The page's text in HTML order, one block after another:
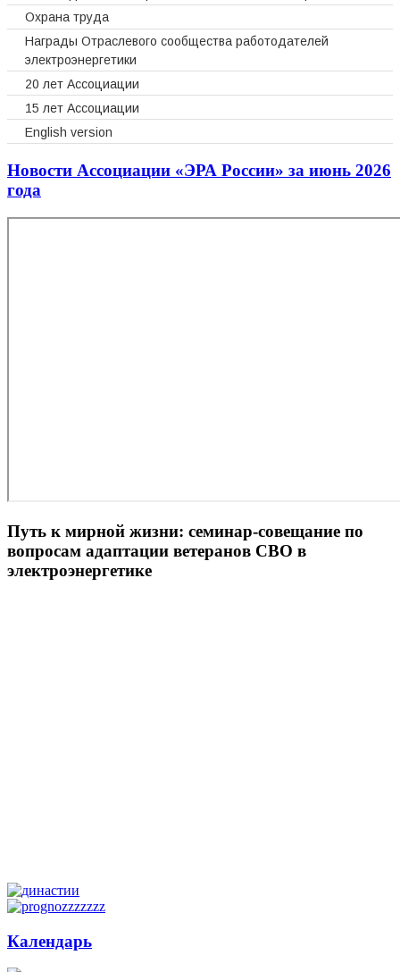
Охрана труда
Награды Отраслевого сообщества работодателей
электроэнергетики
20 лет Ассоциации
15 лет Ассоциации
English version
Новости Ассоциации «ЭРА России» за июнь 2026
года
Путь к мирной жизни: семинар-совещание по
вопросам адаптации ветеранов СВО в
электроэнергетике
Календарь